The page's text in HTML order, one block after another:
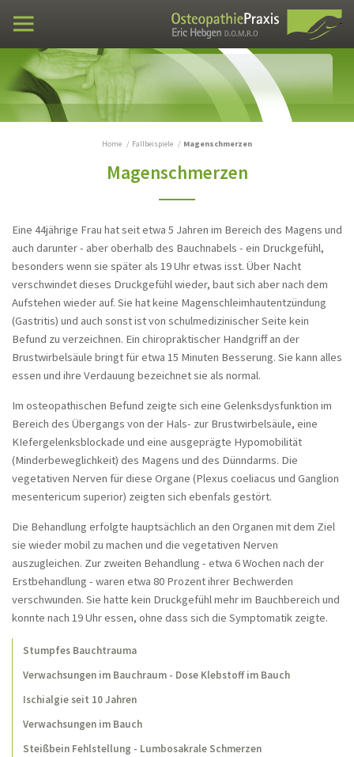
Fortbildung VXIO
Praxen
Osteopathie
Fallbeispiele
Stumpfes Bauchtrauma
Verwachsungen im Bauchraum - Dose
Verwachsungen im Bauch
Steißbein Fehlstellung - Lumbosakrale
Schmerzen
Schmerzen zwischen den Schulterblättern,
Kopfschmerzen, LWS-Syndrom
Brustwirbelsäule und Herzrhythmusstörungen
Bauchkrämpfe nach Tumorentfernung
Behandlung bei beningner
Prostatahyperplasie
Tietze-Syndrom
Schulter- und Nackenschmerzen - seit Jahren
Chronisches Schulter-Nacken-Syndrom
Nackenschmerzen seit 20 Jahren
Stuhlgangsprobleme nach
Trauma
Heuschnupfen und Allergisches Asthma
Home Fallbeispiele Magenschmerzen
Magenschmerzen
Eine 44jährige Frau hat seit etwa 5 Jahren im Bereich des Magens und
auch darunter - aber oberhalb des Bauchnabels - ein Druckgefühl,
besonders wenn sie später als 19 Uhr etwas isst. Über Nacht
verschwindet dieses Druckgefühl wieder, baut sich aber nach dem
Aufstehen wieder auf. Sie hat keine Magenschleimhautentzündung
(Gastritis) und auch sonst ist von schulmedizinischer Seite kein
Befund zu verzeichnen. Ein chiropraktischer Handgriff an der
Brustwirbelsäule bringt für etwa 15 Minuten Besserung. Sie kann alles
essen und ihre Verdauung bezeichnet sie als normal.
Im osteopathischen Befund zeigte sich eine Gelenksdysfunktion im
Bereich des Übergangs von der Hals- zur Brustwirbelsäule, eine
KIefergelenksblockade und eine ausgeprägte Hypomobilität
(Minderbeweglichkeit) des Magens und des Dünndarms. Die
vegetativen Nerven für diese Organe (Plexus coeliacus und Ganglion
mesentericum superior) zeigten sich ebenfals gestört.
Die Behandlung erfolgte hauptsächlich an den Organen mit dem Ziel
sie wieder mobil zu machen und die vegetativen Nerven
auszugleichen. Zur zweiten Behandlung - etwa 6 Wochen nach der
Erstbehandlung - waren etwa 80 Prozent ihrer Bechwerden
verschwunden. Sie hatte kein Druckgefühl mehr im Bauchbereich und
konnte nach 19 Uhr essen, ohne dass sich die Symptomatik zeigte.
Stumpfes Bauchtrauma
Verwachsungen im Bauchraum - Dose Klebstoff im Bauch
Ischialgie seit 10 Jahren
Verwachsungen im Bauch
Steißbein Fehlstellung - Lumbosakrale Schmerzen